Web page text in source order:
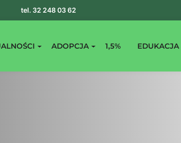
tel. 32 248 03 62
ADOPCJA 1,5% EDUKACJA